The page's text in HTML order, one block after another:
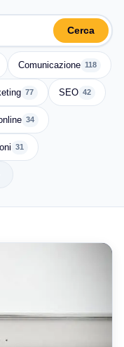
Cerca
Comunicazione 118
77 SEO 42
34
31